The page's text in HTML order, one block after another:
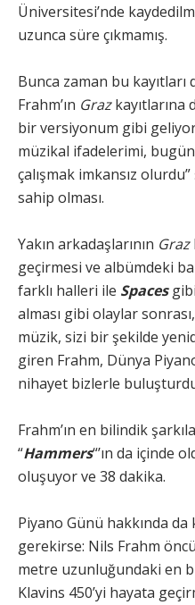
Üniversitesi’nde
uzunca süre çıkmamış.
Bunca zaman bu kayıtları
Frahm’ın Grazkayıtlarına
bir versiyonum gibi
müzikal ifadelerimi,
çalışmak imkansız
sahip olması.
Yakın arkadaşlarının Graz
geçirmesi ve albümdeki
farklı halleri ile Spaces
alması gibi olaylar
müzik, sizi bir şekilde
giren Frahm, Dünya
nihayet bizlerle
Frahm’ın en bilindik
“Hammers“’ın da içinde
oluşuyor ve 38 dakika.
Piyano Günü hakkında da
gerekirse: Nils Frahm
metre uzunluğundaki en
Klavins 450’yi hayata